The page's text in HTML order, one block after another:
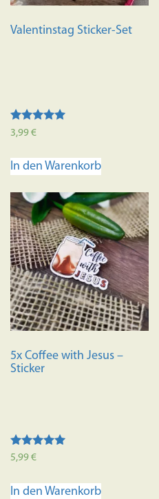
Valentinstag Sticker-Set
Bewertet mit
5.00
3,99€
In den Warenkorb
5x Coffee with Jesus –
Sticker
Bewertet mit
5,99€
In den Warenkorb